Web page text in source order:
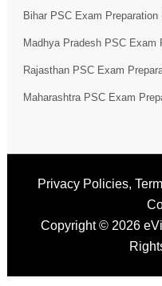
Bihar PSC Exam Preparation
Madhya Pradesh PSC Exam
Rajasthan PSC Exam
Maharashtra PSC Exam
Privacy Policies,
Copyright © 2026